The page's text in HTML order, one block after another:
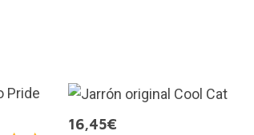
16,45€